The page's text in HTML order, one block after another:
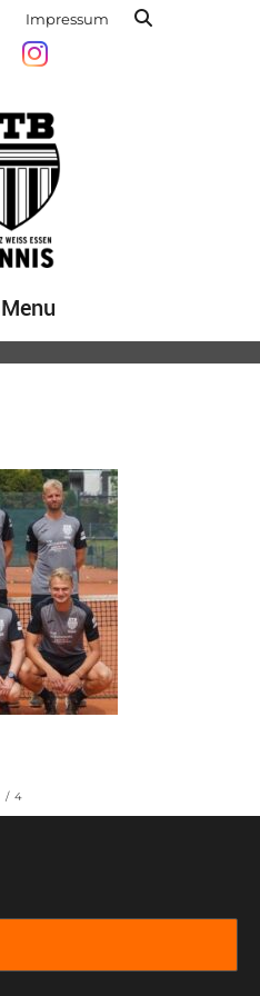
Impressum
Menu
/ 4